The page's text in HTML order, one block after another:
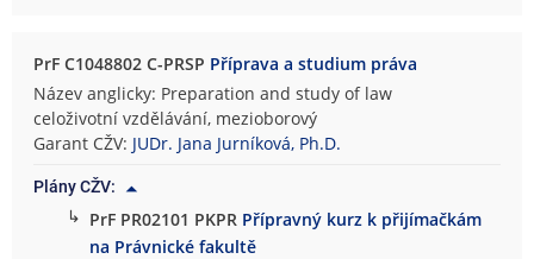
PrF C1048802 C-PRSP Příprava a studium práva
Název anglicky: Preparation and study of law
celoživotní vzdělávání, mezioborový
Garant CŽV: JUDr. Jana Jurníková, Ph.D.
Plány CŽV:
↳ PrF PR02101 PKPR Přípravný kurz k přijímačkám
na Právnické fakultě